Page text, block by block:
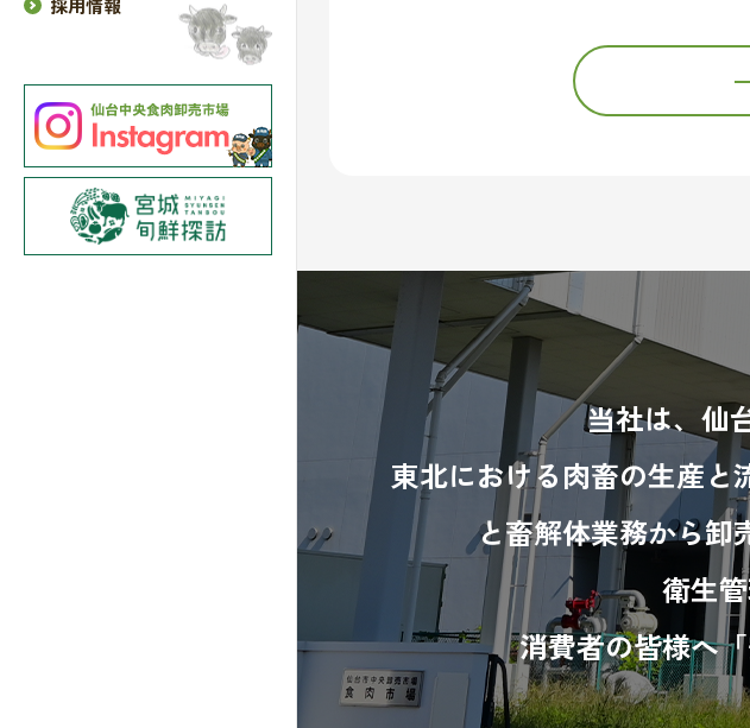
採用情報
当社は、仙
東北における肉畜の生産と
と畜解体業務から卸
衛生
消費者の皆様へ